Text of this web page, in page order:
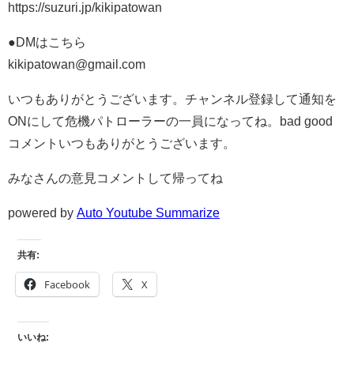
https://suzuri.jp/kikipatowan
●DMはこちら
kikipatowan@gmail.com
いつもありがとうございます。チャンネル登録して通知を
ONにして危機パトローラーの一員になってね。bad good
コメントいつもありがとうございます。
みなさんの意見コメントして帰ってね
powered by Auto Youtube Summarize
共有:
Facebook X
いいね: